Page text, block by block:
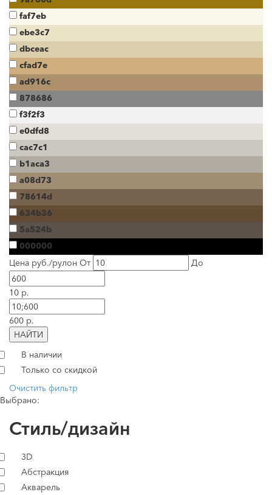
faf7eb
ebe3c7
dbceac
cfad7e
ad916c
878686
f3f2f3
e0dfd8
cac7c1
b1aca3
a08d73
78614d
634b36
5a524b
000000
Цена руб./рулон От До
10 р.
600 р.
НАЙТИ
В наличии
Только со скидкой
Очистить фильтр
Выбрано:
Стиль/дизайн
3D
Абстракция
Акварель